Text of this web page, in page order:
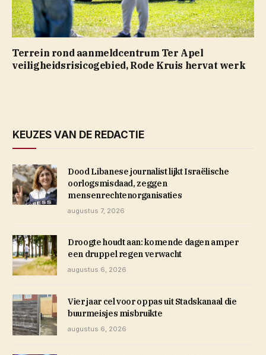
Terrein rond aanmeldcentrum Ter Apel
veiligheidsrisicogebied, Rode Kruis hervat werk
KEUZES VAN DE REDACTIE
Dood Libanese journalist lijkt Israëlische
oorlogsmisdaad, zeggen
mensenrechtenorganisaties
augustus 7, 2026
Droogte houdt aan: komende dagen amper
een druppel regen verwacht
augustus 6, 2026
Vier jaar cel voor oppas uit Stadskanaal die
buurmeisjes misbruikte
augustus 6, 2026